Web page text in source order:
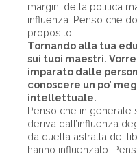
margini della politica
influenza. Penso che
proposito.
Tornando alla tua
sui tuoi maestri.
imparato dalle
conoscere un po’
intellettuale.
Penso che in generale
deriva dall’influenza
da quella astratta dei
hanno influenzato.